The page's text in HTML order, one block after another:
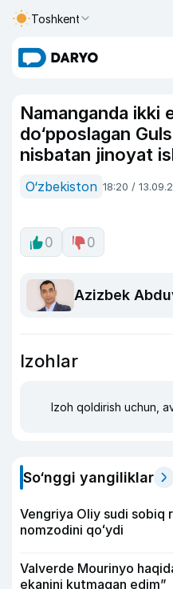
Toshkent
Namanganda ikki
do‘pposlagan
nisbatan jinoyat
O‘zbekiston 18:20 /
0 0
Azizbek
Izohlar
Izoh qoldirish uchun,
So‘nggi yangiliklar
Vengriya Oliy sudi sobiq
nomzodini qoʻydi
Valverde Mourinyo
ekanini kutmagan edim”